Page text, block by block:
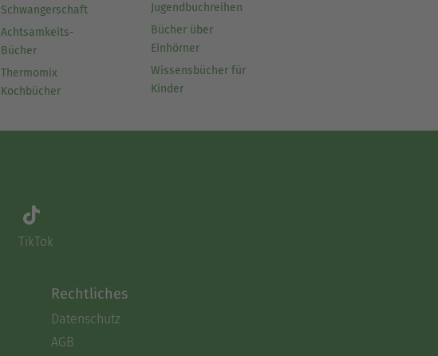
Schwangerschaft
Achtsamkeits-
Bücher
Thermomix
Kochbücher
Jugendbuchreihen
Bücher über
Einhörner
Wissensbücher für
Kinder
TikTok
Rechtliches
Datenschutz
AGB